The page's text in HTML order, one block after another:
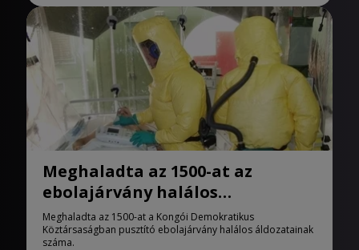
Meghaladta az 1500-at az
ebolajárvány halálos
áldozatainak száma
Meghaladta az 1500-at a Kongói Demokratikus
Köztársaságban pusztító ebolajárvány halálos áldozatainak
száma.